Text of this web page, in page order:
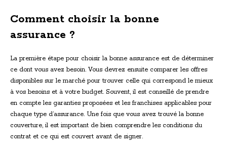
Comment choisir la bonne
assurance ?
La première étape pour choisir la bonne assurance est de déterminer
ce dont vous avez besoin. Vous devrez ensuite comparer les offres
disponibles sur le marché pour trouver celle qui correspond le mieux
à vos besoins et à votre budget. Souvent, il est conseillé de prendre
en compte les garanties proposées et les franchises applicables pour
chaque type d’assurance. Une fois que vous avez trouvé la bonne
couverture, il est important de bien comprendre les conditions du
contrat et ce qui est couvert avant de signer.